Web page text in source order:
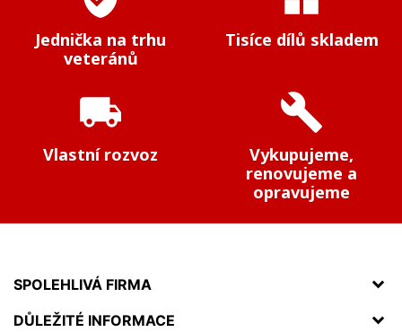
Jednička na trhu
veteránů
Tisíce dílů skladem
local_shipping
Vlastní rozvoz
build
Vykupujeme,
renovujeme a
opravujeme
SPOLEHLIVÁ FIRMA
DŮLEŽITÉ INFORMACE